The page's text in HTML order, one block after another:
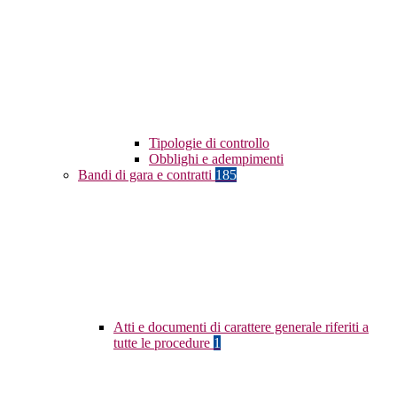
Tipologie di controllo
Obblighi e adempimenti
Bandi di gara e contratti 185
Atti e documenti di carattere generale riferiti a
tutte le procedure 1